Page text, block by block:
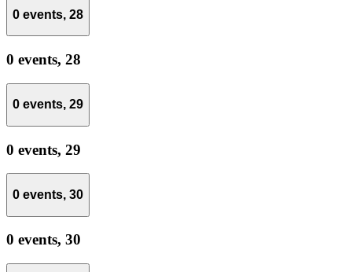
0 events, 28
0 events, 28
0 events, 29
0 events, 29
0 events, 30
0 events, 30